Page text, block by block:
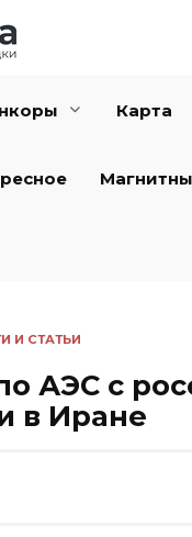
Карта
И СТАТЬИ
АЭС с
в Иране